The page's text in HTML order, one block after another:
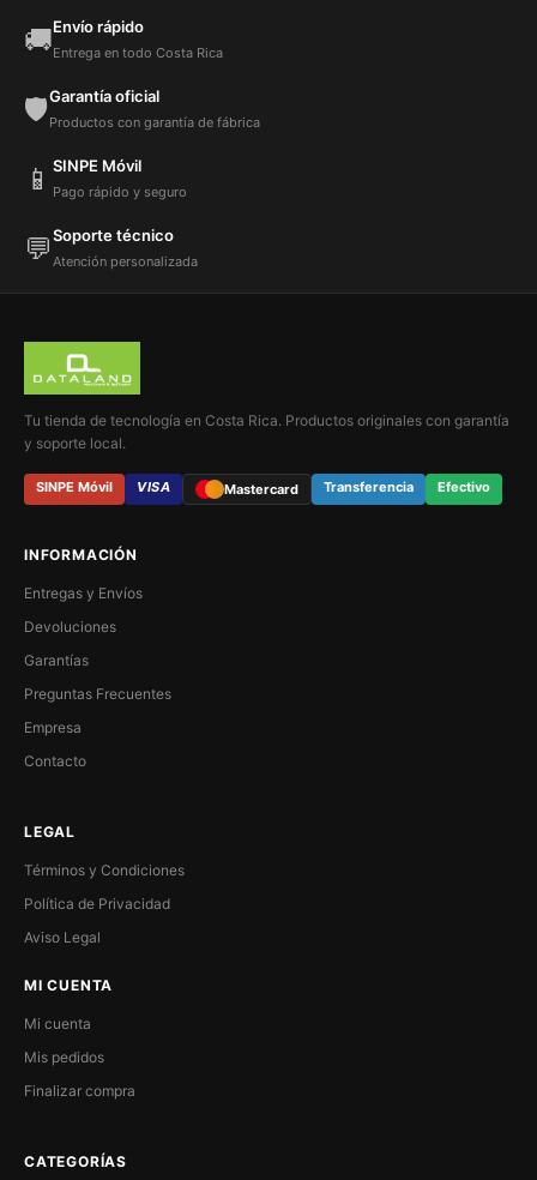
🚚Envío rápido
Entrega en todo Costa Rica
🛡️Garantía oficial
Productos con garantía de fábrica
📱 SINPE Móvil
Pago rápido y seguro
💬Soporte técnico
Atención personalizada
Tu tienda de tecnología en Costa Rica. Productos originales con garantía
y soporte local.
SINPE Móvil VISA Mastercard Transferencia Efectivo
INFORMACIÓN
Entregas y Envíos
Devoluciones
Garantías
Preguntas Frecuentes
Empresa
Contacto
LEGAL
Términos y Condiciones
Política de Privacidad
Aviso Legal
MI CUENTA
Mi cuenta
Mis pedidos
Finalizar compra
CATEGORÍAS